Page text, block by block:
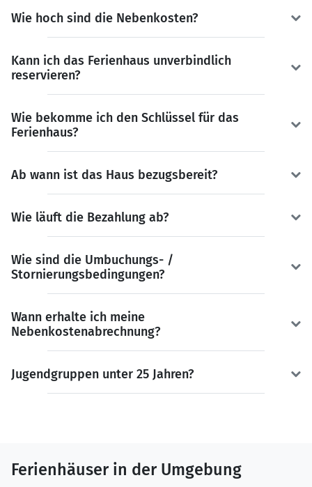
Wie hoch sind die Nebenkosten?
Kann ich das Ferienhaus unverbindlich
reservieren?
Wie bekomme ich den Schlüssel für das
Ferienhaus?
Ab wann ist das Haus bezugsbereit?
Wie läuft die Bezahlung ab?
Wie sind die Umbuchungs- /
Stornierungsbedingungen?
Wann erhalte ich meine
Nebenkostenabrechnung?
Jugendgruppen unter 25 Jahren?
Ferienhäuser in der Umgebung